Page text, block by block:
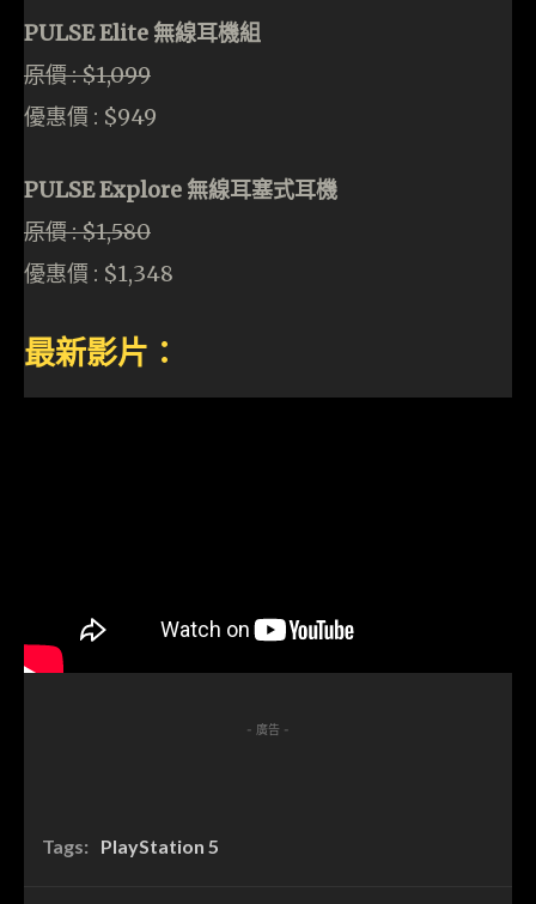
PULSE Elite 無線耳機組
原價 : $1,099
優惠價 : $949
PULSE Explore 無線耳塞式耳機
原價 : $1,580
優惠價 : $1,348
最新影片：
- 廣告 -
Tags: PlayStation 5